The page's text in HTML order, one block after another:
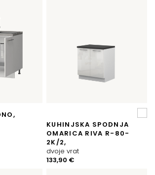
KUHINJSKA SPODNJA
OMARICA RIVA R-80-
2K/2,
dvoje vrat
133,90 €